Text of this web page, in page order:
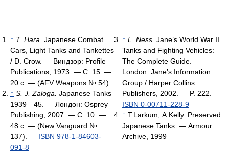
↑ T. Hara. Japanese Combat
Cars, Light Tanks and Tankettes
/ D. Crow. — Виндзор: Profile
Publications, 1973. — С. 15. —
20 с. — (AFV Weapons № 54).
↑ S. J. Zaloga. Japanese Tanks
1939—45. — Лондон: Osprey
Publishing, 2007. — С. 10. —
48 с. — (New Vanguard №
137). — ISBN 978-1-84603-
091-8
↑ L. Ness. Jane’s World War II
Tanks and Fighting Vehicles:
The Complete Guide. —
London: Jane’s Information
Group / Harper Collins
Publishers, 2002. — P. 222. —
ISBN 0-00711-228-9
↑ T.Larkum, A.Kelly. Preserved
Japanese Tanks. — Armour
Archive, 1999